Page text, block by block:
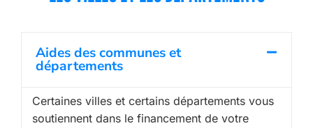
Aides des communes et
départements
Certaines villes et certains départements vous
soutiennent dans le financement de votre